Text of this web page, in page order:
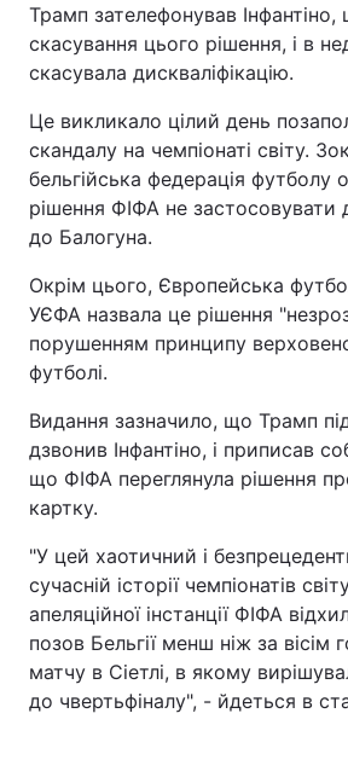
Трамп зателефонував
скасування цього рішення, і в
скасувала дискваліфікацію.
Це викликало цілий день
скандалу на чемпіонаті світу.
бельгійська федерація футболу
рішення ФІФА не застосовувати
до Балогуна.
Окрім цього, Європейська
УЄФА назвала це рішення
порушенням принципу
футболі.
Видання зазначило, що Трамп
дзвонив Інфантіно, і приписав
що ФІФА переглянула рішення
картку.
"У цей хаотичний і
сучасній історії чемпіонатів
апеляційної інстанції ФІФА
позов Бельгії менш ніж за вісім
матчу в Сіетлі, в якому
до чвертьфіналу", - йдеться в